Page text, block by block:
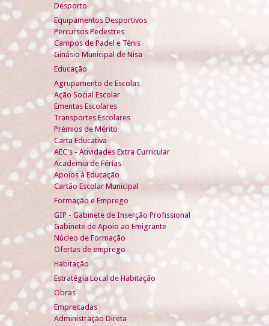
Desporto
Equipamentos Desportivos
Percursos Pedestres
Campos de Padel e Ténis
Ginásio Municipal de Nisa
Educação
Agrupamento de Escolas
Ação Social Escolar
Ementas Escolares
Transportes Escolares
Prémios de Mérito
Carta Educativa
AEC's - Atividades Extra Curricular
Academia de Férias
Apoios à Educação
Cartão Escolar Municipal
Formação e Emprego
GIP - Gabinete de Inserção Profissional
Gabinete de Apoio ao Emigrante
Núcleo de Formação
Ofertas de emprego
Habitação
Estratégia Local de Habitação
Obras
Empreitadas
Administração Direta